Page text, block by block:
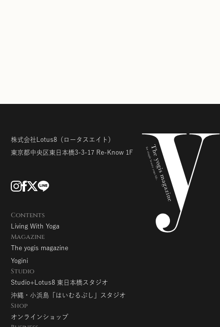
株式会社Lotus8 （ロータスエイト）
東京都中央区東日本橋3-3-17 Re-Know 1F
Contents
Living With Yoga
Magazine
The yogis magazine
Yogini
Studio
Studio+Lotus8 東日本橋スタジオ
沖縄・小浜島「はいむるぶし」スタジオ
Shop
オンラインショップ